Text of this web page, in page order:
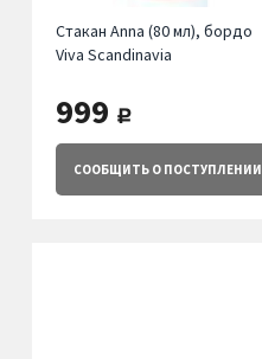
Стакан Anna (80 мл), бордо
Viva Scandinavia
999 руб.
СООБЩИТЬ О ПОСТУПЛЕНИИ